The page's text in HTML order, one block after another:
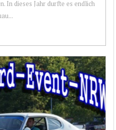
In dieses Jahr durfte es endlich